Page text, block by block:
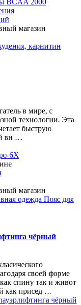
в мире, с
технологии. Эта
быструю
вн …
чёрный
своей форме
спину так и живот
как присед …